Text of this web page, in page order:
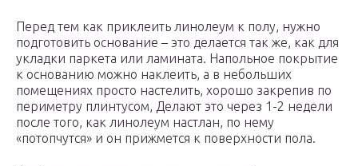
Перед тем как приклеить линолеум к полу, нужно
подготовить основание – это делается так же, как для
укладки паркета или ламината. Напольное покрытие
к основанию можно наклеить, а в небольших
помещениях просто настелить, хорошо закрепив по
периметру плинтусом, Делают это через 1-2 недели
после того, как линолеум настлан, по нему
«потопчутся» и он прижмется к поверхности пола.